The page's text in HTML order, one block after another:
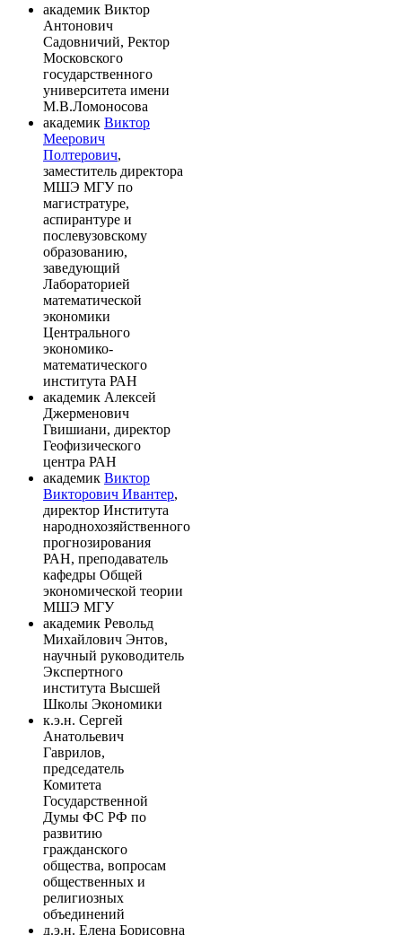
академик Виктор
Антонович
Садовничий, Ректор
Московского
государственного
университета имени
М.В.Ломоносова
академик Виктор
Меерович
Полтерович,
заместитель директора
МШЭ МГУ по
магистратуре,
аспирантуре и
послевузовскому
образованию,
заведующий
Лабораторией
математической
экономики
Центрального
экономико-
математического
института РАН
академик Алексей
Джерменович
Гвишиани, директор
Геофизического
центра РАН
академик Виктор
Викторович Ивантер,
директор Института
народнохозяйственного
прогнозирования
РАН, преподаватель
кафедры Общей
экономической теории
МШЭ МГУ
академик Револьд
Михайлович Энтов,
научный руководитель
Экспертного
института Высшей
Школы Экономики
к.э.н. Сергей
Анатольевич
Гаврилов,
председатель
Комитета
Государственной
Думы ФС РФ по
развитию
гражданского
общества, вопросам
общественных и
религиозных
объединений
д.э.н. Елена Борисовна